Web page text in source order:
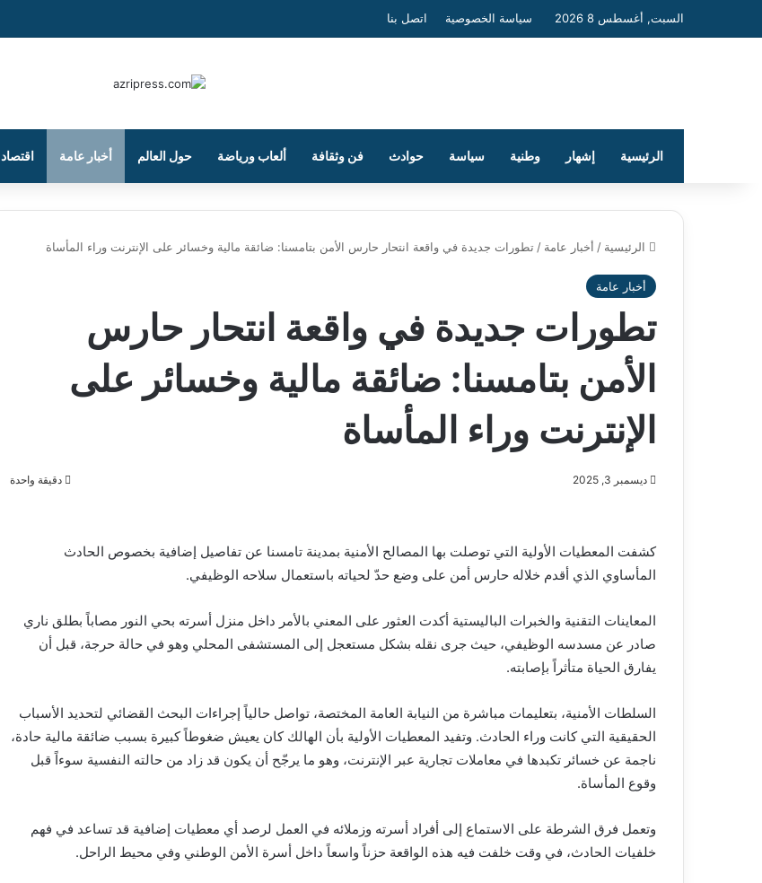
السبت, أغسطس 8 2026 سياسة الخصوصية اتصل بنا
الرئيسية إشهار وطنية سياسة حوادث فن وثقافة ألعاب ورياضة حول العالم أخبار عامة اقتصاد
الرئيسية / أخبار عامة / تطورات جديدة في واقعة انتحار حارس الأمن بتامسنا: ضائقة مالية وخسائر على الإنترنت وراء المأساة
أخبار عامة
تطورات جديدة في واقعة انتحار حارس
الأمن بتامسنا: ضائقة مالية وخسائر على
الإنترنت وراء المأساة
ديسمبر 3, 2025 دقيقة واحدة
كشفت المعطيات الأولية التي توصلت بها المصالح الأمنية بمدينة تامسنا عن تفاصيل إضافية بخصوص الحادث
المأساوي الذي أقدم خلاله حارس أمن على وضع حدّ لحياته باستعمال سلاحه الوظيفي.
المعاينات التقنية والخبرات الباليستية أكدت العثور على المعني بالأمر داخل منزل أسرته بحي النور مصاباً بطلق ناري
صادر عن مسدسه الوظيفي، حيث جرى نقله بشكل مستعجل إلى المستشفى المحلي وهو في حالة حرجة، قبل أن
يفارق الحياة متأثراً بإصابته.
السلطات الأمنية، بتعليمات مباشرة من النيابة العامة المختصة، تواصل حالياً إجراءات البحث القضائي لتحديد الأسباب
الحقيقية التي كانت وراء الحادث. وتفيد المعطيات الأولية بأن الهالك كان يعيش ضغوطاً كبيرة بسبب ضائقة مالية حادة،
ناجمة عن خسائر تكبدها في معاملات تجارية عبر الإنترنت، وهو ما يرجّح أن يكون قد زاد من حالته النفسية سوءاً قبل
وقوع المأساة.
وتعمل فرق الشرطة على الاستماع إلى أفراد أسرته وزملائه في العمل لرصد أي معطيات إضافية قد تساعد في فهم
خلفيات الحادث، في وقت خلفت فيه هذه الواقعة حزناً واسعاً داخل أسرة الأمن الوطني وفي محيط الراحل.